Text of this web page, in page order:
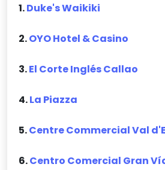
1.Duke's Waikiki
2.OYO Hotel & Casino
3.El Corte Inglés Callao
4.La Piazza
5.Centre Commercial Val
6.Centro Comercial Gran